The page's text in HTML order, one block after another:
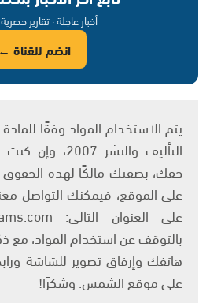
أخبار عاجلة · تقارير
انضم للقناة ←
التأليف والنشر
حقك، بصفتك مالكًا لهذه الحقوق
على الموقع، فيمكنك التواصل معنا
بالتوقف عن استخدام المواد، مع
هاتفك وإرفاق تصوير للشاشة
على موقع الشمس. وشكرًا!